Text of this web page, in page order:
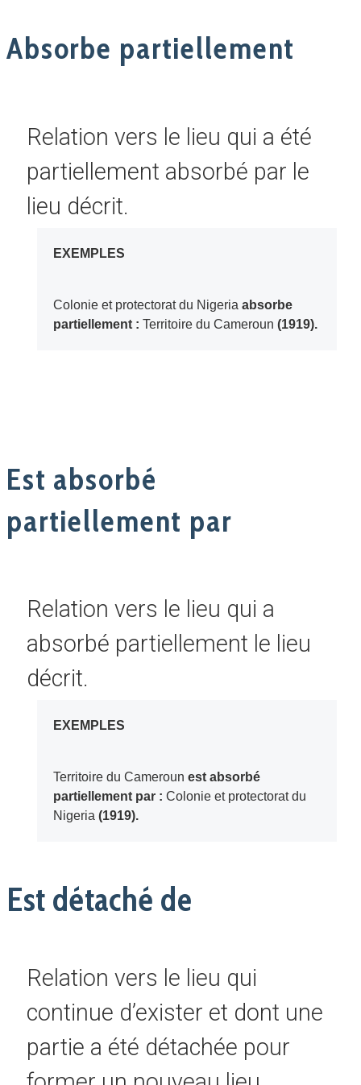
Absorbe partiellement
Relation vers le lieu qui a été
partiellement absorbé par le
lieu décrit.
EXEMPLES
Colonie et protectorat du Nigeria absorbe
partiellement : Territoire du Cameroun (1919).
Est absorbé
partiellement par
Relation vers le lieu qui a
absorbé partiellement le lieu
décrit.
EXEMPLES
Territoire du Cameroun est absorbé
partiellement par : Colonie et protectorat du
Nigeria (1919).
Est détaché de
Relation vers le lieu qui
continue d’exister et dont une
partie a été détachée pour